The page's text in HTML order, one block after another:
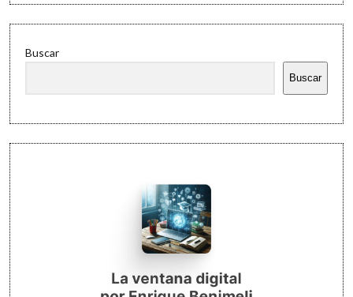
Buscar
Buscar